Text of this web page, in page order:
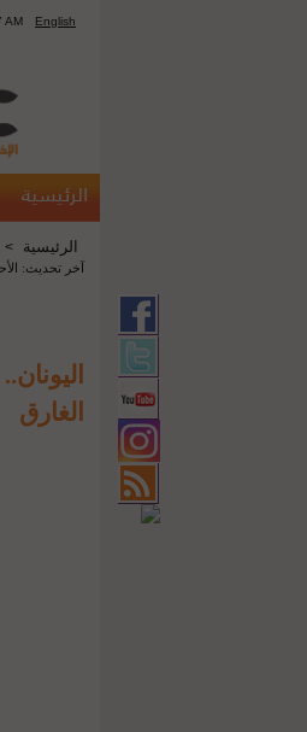
English
AM
الرئيسية
الرئيسية >
آخر تحديث: الأحد 29 ذو القعدة 1444هـ - 18 يونيو 2023م
الغارق